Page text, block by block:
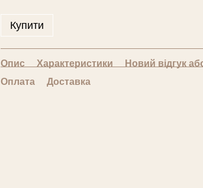
Купити
Опис Характеристики
Новий відгук
Оплата
Доставка